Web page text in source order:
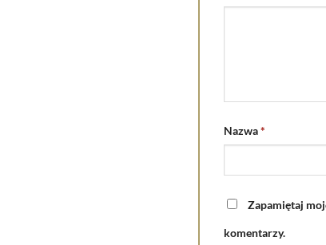
Nazwa*
Zapamiętaj
komentarzy.